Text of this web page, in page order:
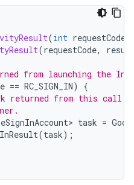
(int requestCode
(requestCode,
from launching the
== RC_SIGN_IN)
{
returned from this call
task =
(task);